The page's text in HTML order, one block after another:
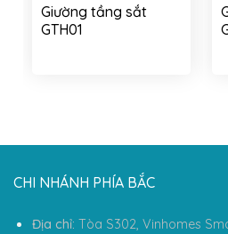
Giường tầng sắt
GTH01
CHI NHÁNH PHÍA BẮC
Địa chỉ: Tòa S302, Vinhomes